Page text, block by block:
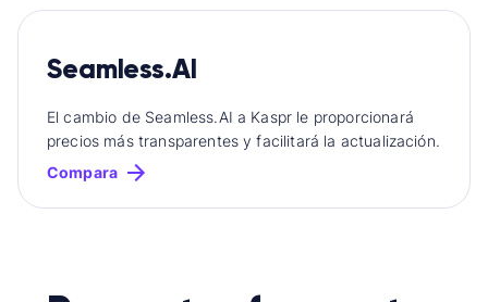
Seamless.AI
El cambio de Seamless.AI a Kaspr le proporcionará
precios más transparentes y facilitará la actualización.
Compara